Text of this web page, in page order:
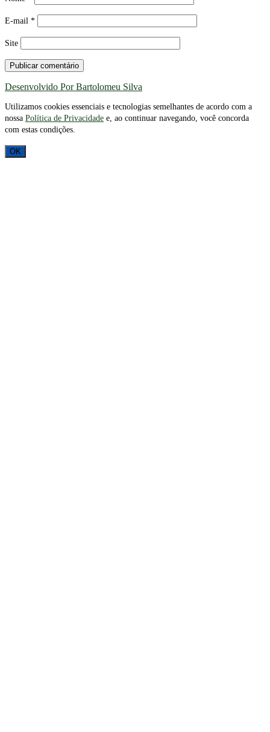
E-mail *
Site
Desenvolvido Por Bartolomeu Silva
Utilizamos cookies essenciais e tecnologias semelhantes de acordo com a
nossa Política de Privacidade e, ao continuar navegando, você concorda
com estas condições.
OK